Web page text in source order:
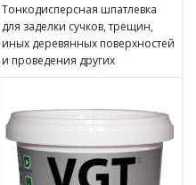
Тонкодисперсная шпатлевка
для заделки сучков, трещин,
иных деревянных поверхностей
и проведения других
ответственных работ. может
финишной шпатлевки,